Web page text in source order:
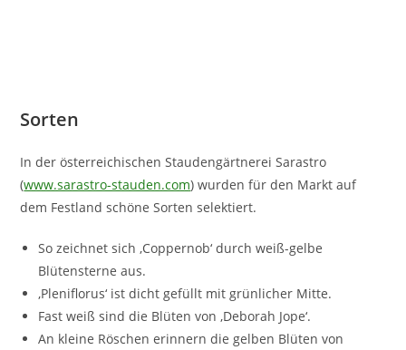
Sorten
In der österreichischen Staudengärtnerei Sarastro
(www.sarastro-stauden.com) wurden für den Markt auf
dem Festland schöne Sorten selektiert.
So zeichnet sich ‚Coppernob‘ durch weiß-gelbe
Blütensterne aus.
‚Pleniflorus‘ ist dicht gefüllt mit grünlicher Mitte.
Fast weiß sind die Blüten von ‚Deborah Jope‘.
An kleine Röschen erinnern die gelben Blüten von